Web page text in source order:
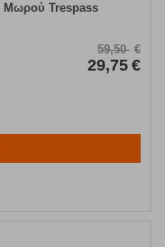
Μωρού Trespass
59,50 €
29,75 €